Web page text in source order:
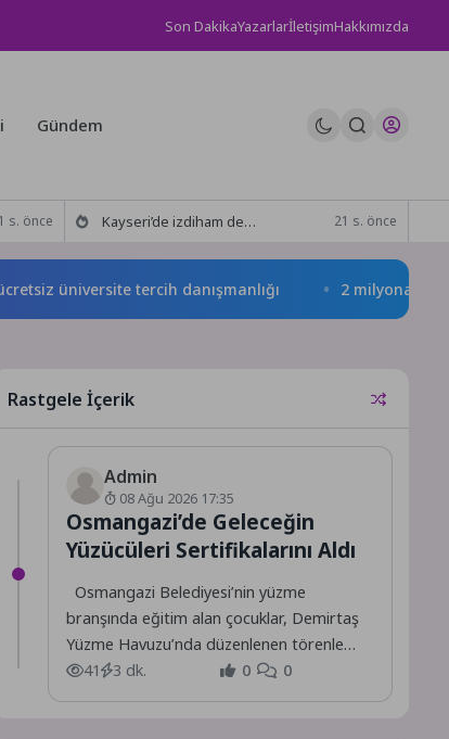
Son DakikaYazarlarİletişimHakkımızda
Gündem
s. önce Kayseri’de izdiham değil, rekor vardı! 21 s. önce
üniversite tercih danışmanlığı 2 milyona yakın
Rastgele İçerik
Admin
08 Ağu 2026 17:35
Osmangazi’de Geleceğin
Yüzücüleri Sertifikalarını Aldı
Osmangazi Belediyesi’nin yüzme
branşında eğitim alan çocuklar, Demirtaş
Yüzme Havuzu’nda düzenlenen törenle
sertifikalarını alarak büyük bir mutluluk
yaşadı.
41 3 dk. 0 0